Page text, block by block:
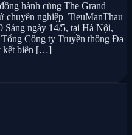
hành cùng The Grand
chuyên nghiệp TieuManThau
ngày 14/5, tại Hà Nội,
Công ty Truyền thông Đa
kết biên […]